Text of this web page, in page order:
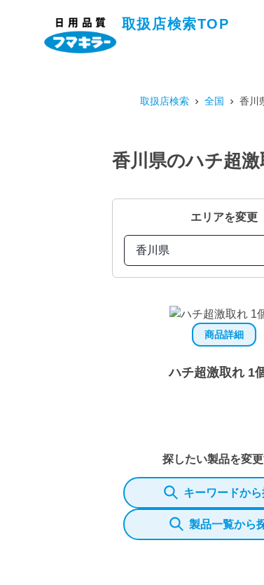
取扱店検索TOP
取扱店検索 全国 香川
香川県のハチ超
エリアを変更
香川県
商品詳細
ハチ超激取れ 1
探したい製品を変
キーワードか
製品一覧から